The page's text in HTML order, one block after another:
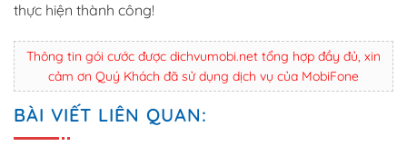
thực hiện thành công!
Thông tin gói cước được dichvumobi.net tổng hợp đầy đủ, xin
cảm ơn Quý Khách đã sử dụng dịch vụ của MobiFone
BÀI VIẾT LIÊN QUAN: